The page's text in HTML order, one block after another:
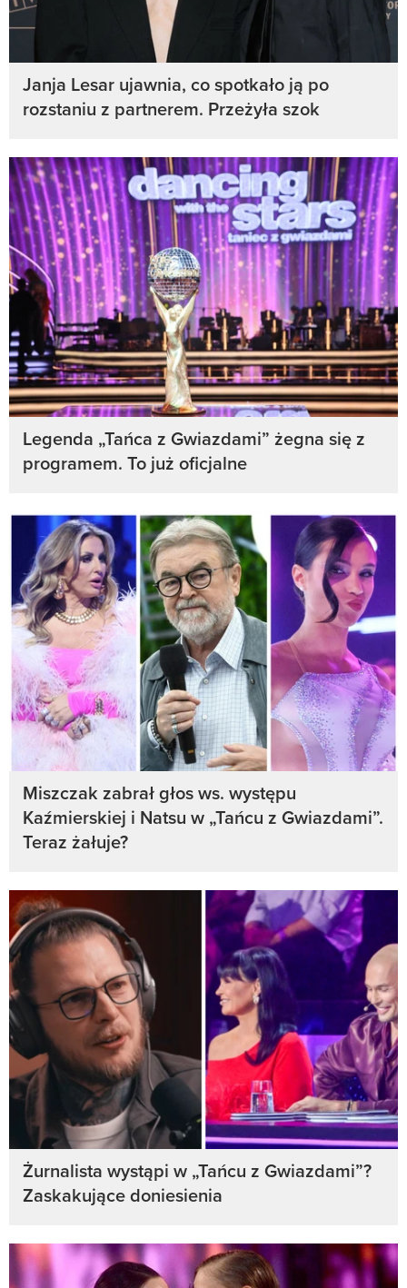
Janja Lesar ujawnia, co spotkało ją po
rozstaniu z partnerem. Przeżyła szok
Legenda „Tańca z Gwiazdami” żegna się z
programem. To już oficjalne
Miszczak zabrał głos ws. występu
Kaźmierskiej i Natsu w „Tańcu z Gwiazdami”.
Teraz żałuje?
Żurnalista wystąpi w „Tańcu z Gwiazdami”?
Zaskakujące doniesienia